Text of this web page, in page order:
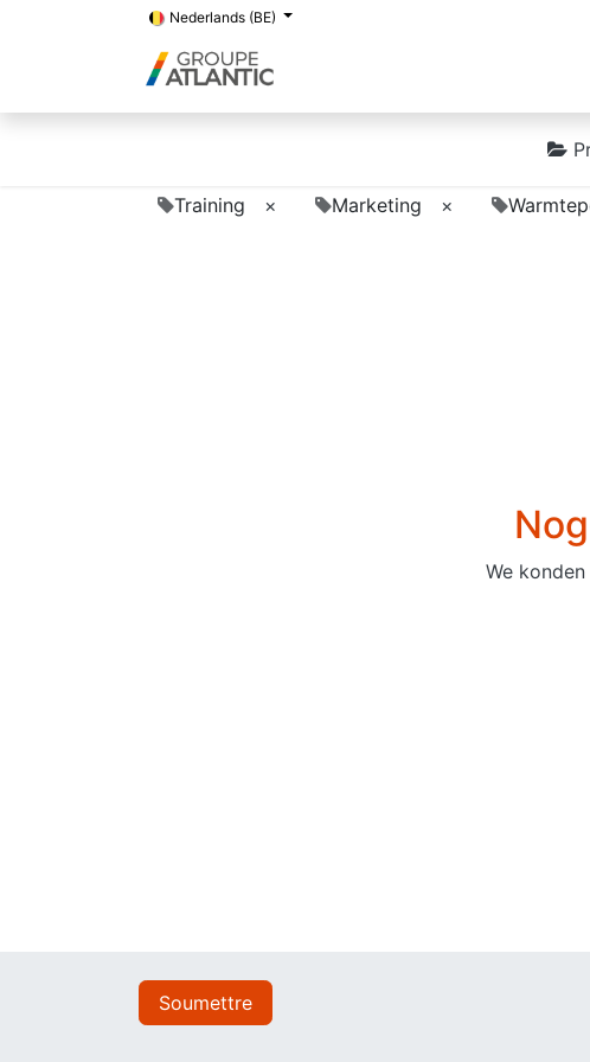
Nederlands (BE)
Training × Marketing ×
We
Soumettre